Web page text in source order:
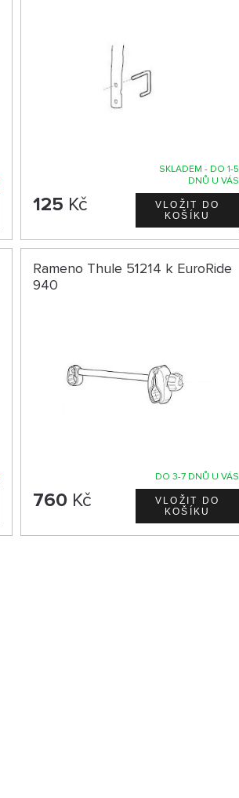
SKLADEM - DO 1-5
DNŮ U VÁS
125 Kč
Rameno Thule 51214 k EuroRide
940
DO 3-7 DNŮ U VÁS
760Kč